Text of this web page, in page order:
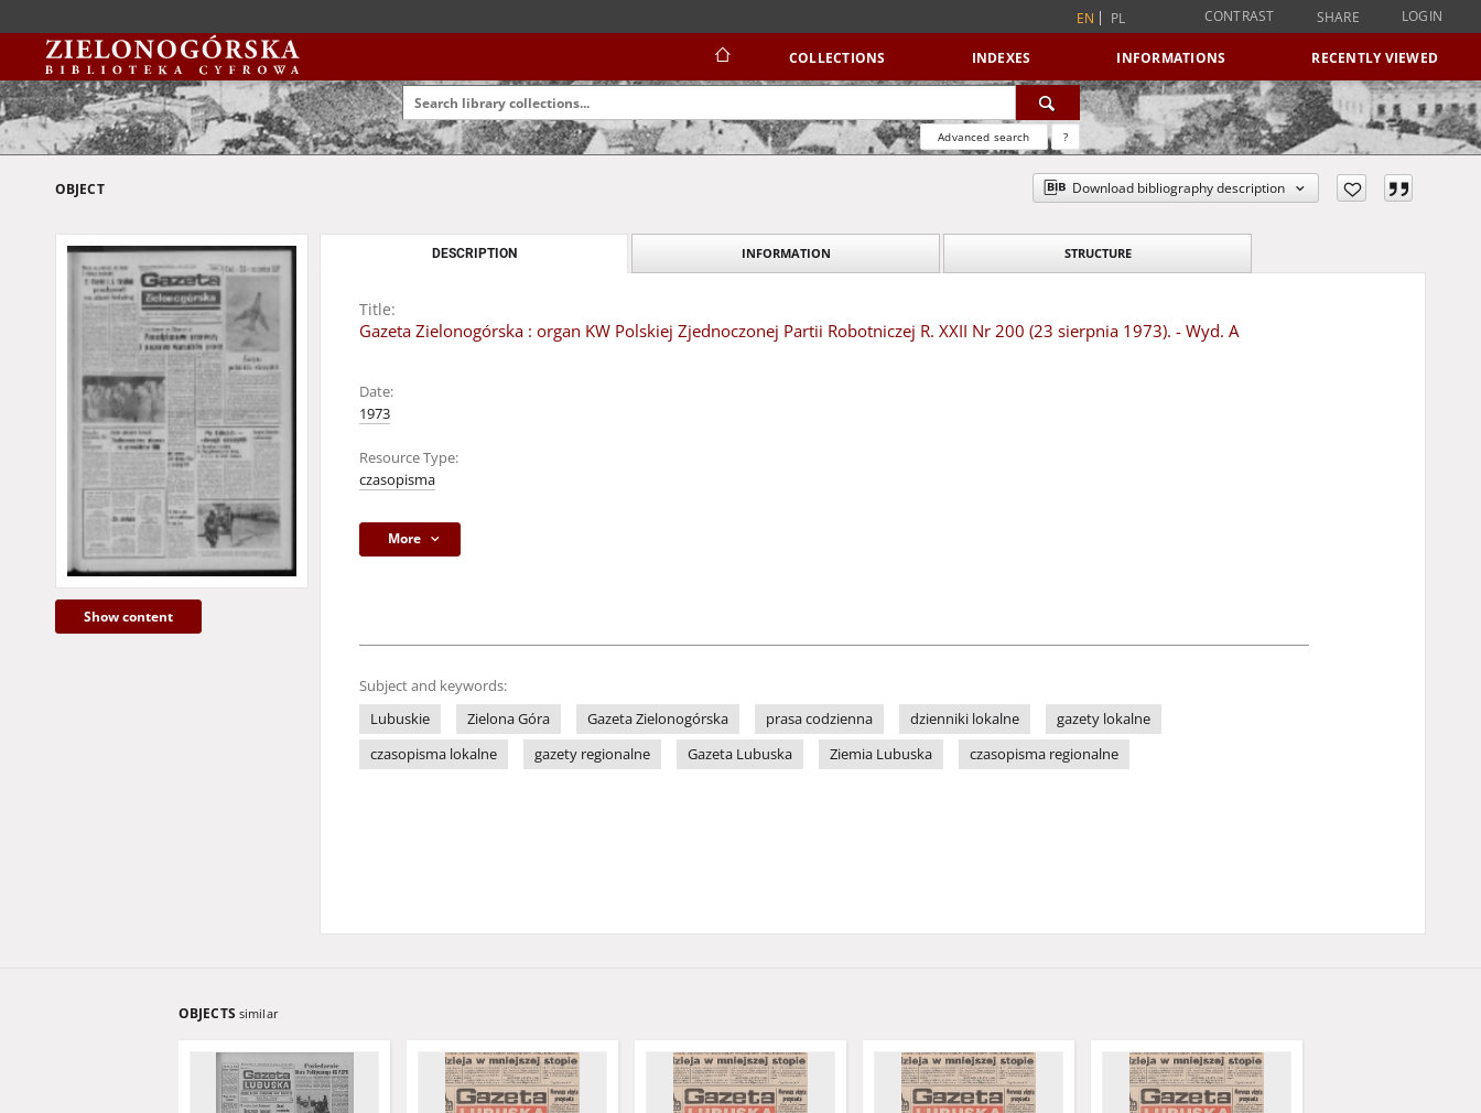
EN PL CONTRAST SHARE LOGIN
COLLECTIONS INDEXES INFORMATIONS RECENTLY VIEWED
Advanced search ?
OBJECT Download bibliography description
Show content
DESCRIPTION INFORMATION STRUCTURE
Title:
Gazeta Zielonogórska : organ KW Polskiej Zjednoczonej Partii Robotniczej R. XXII Nr 200 (23 sierpnia 1973). - Wyd. A
Date:
1973
Resource Type:
czasopisma
More
Subject and keywords:
Lubuskie
Zielona Góra Gazeta Zielonogórska prasa codzienna dzienniki lokalne
gazety lokalne
czasopisma lokalne
gazety regionalne Gazeta Lubuska Ziemia Lubuska czasopisma regionalne
OBJECTS similar